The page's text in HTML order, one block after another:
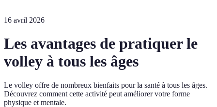
16 avril 2026
Les avantages de pratiquer le
volley à tous les âges
Le volley offre de nombreux bienfaits pour la santé à tous les âges.
Découvrez comment cette activité peut améliorer votre forme
physique et mentale.